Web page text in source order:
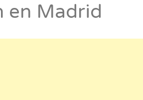
en Madrid